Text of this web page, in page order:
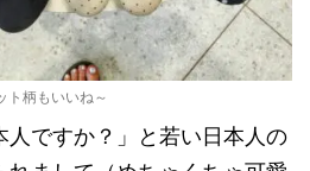
ト柄もいいね～
人ですか？」と若い日本人の